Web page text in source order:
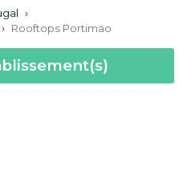
›
› Rooftops Portimäo